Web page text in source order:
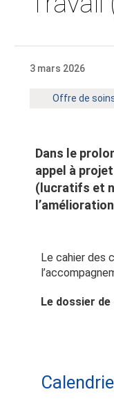
3 mars 2026
Mot
Offre de
Dans le
appel à
(lucratifs et
Le cahier des
Le dossier